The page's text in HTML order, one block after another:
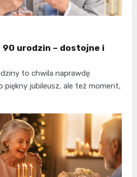
90 urodzin – dostojne i
to chwila naprawdę
piękny jubileusz, ale też moment,